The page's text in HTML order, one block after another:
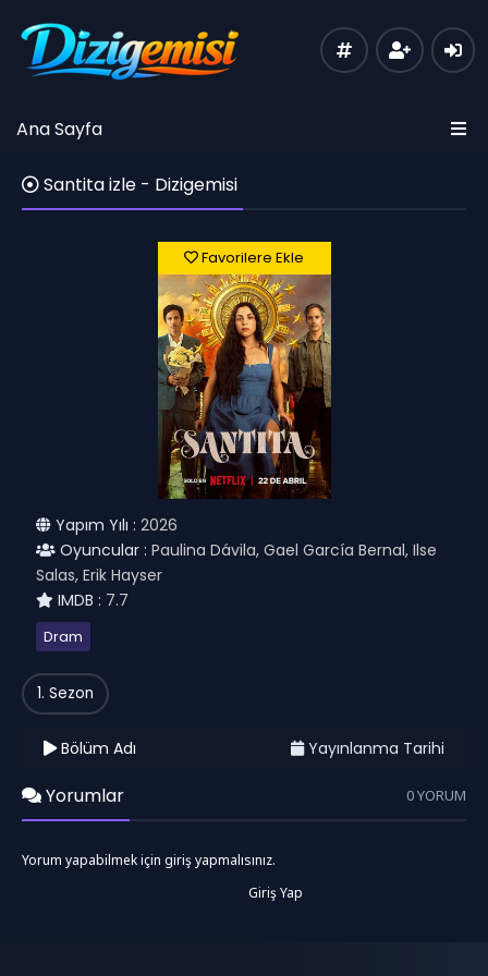
Ana Sayfa
Santita izle - Dizigemisi
Favorilere Ekle
Yapım Yılı : 2026
Oyuncular : Paulina Dávila, Gael García Bernal, Ilse
Salas, Erik Hayser
IMDB : 7.7
Dram
1. Sezon
Bölüm Adı Yayınlanma Tarihi
Yorumlar 0 YORUM
Yorum yapabilmek için giriş yapmalısınız.
Giriş Yap